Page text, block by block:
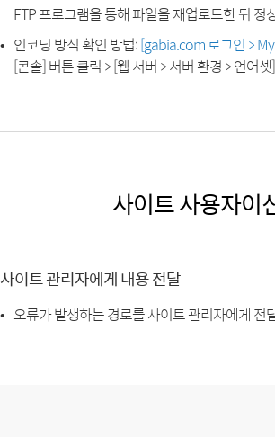
FTP 프로그램을 통해 파일을 재업로드한 뒤
인코딩 방식 확인 방법:[gabia.com 로그인 >
[콘솔] 버튼 클릭 > [웹 서버 > 서버 환경 > 언어
사이트 사용자이
사이트 관리자에게 내용 전달
오류가 발생하는 경로를 사이트 관리자에게 전